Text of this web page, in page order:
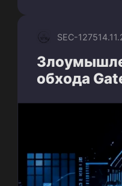
SEC-1275
обхода